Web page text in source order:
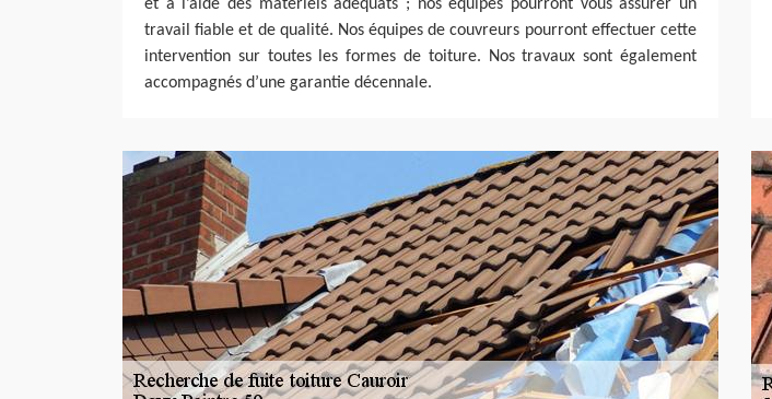
et à l’aide des matériels adéquats ; nos équipes pourront vous assurer un
travail fiable et de qualité. Nos équipes de couvreurs pourront effectuer cette
intervention sur toutes les formes de toiture. Nos travaux sont également
accompagnés d’une garantie décennale.